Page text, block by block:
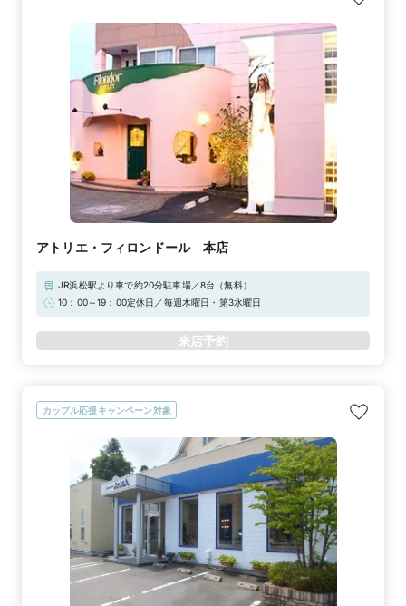
アトリエ・フィロンドール 本店
JR浜松駅より車で約20分駐車場／8台（無料）
10：00～19：00定休日／毎週木曜日・第3水曜日
来店予約
カップル応援キャンペーン対象